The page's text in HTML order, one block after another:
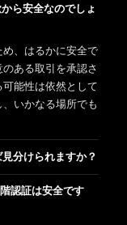
ら安全なのでしょ
、はるかに安全で
ある取引を承認さ
能性は依然として
いかなる場所でも
分けられますか？
認証は安全です